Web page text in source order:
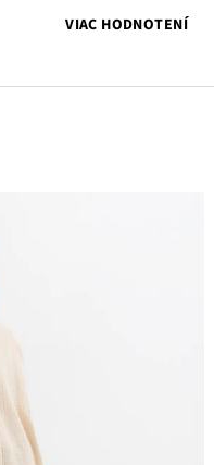
VIAC HODNOTENÍ